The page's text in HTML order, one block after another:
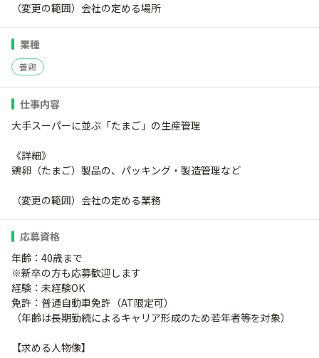
（変更の範囲）会社の定める場所
業種
養鶏
仕事内容
大手スーパーに並ぶ「たまご」の生産管理
《詳細》
鶏卵（たまご）製品の、パッキング・製造管理など
（変更の範囲）会社の定める業務
応募資格
年齢：40歳まで
※新卒の方も応募歓迎します
経験：未経験OK
免許：普通自動車免許（AT限定可）
（年齢は長期勤続によるキャリア形成のため若年者等を対象）
【求める人物像】